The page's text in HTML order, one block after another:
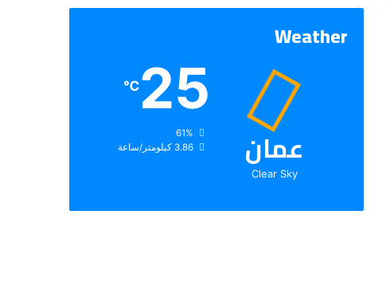
Weather
عمان
Clear Sky
25
℃
الرطوبة:
الرياح: